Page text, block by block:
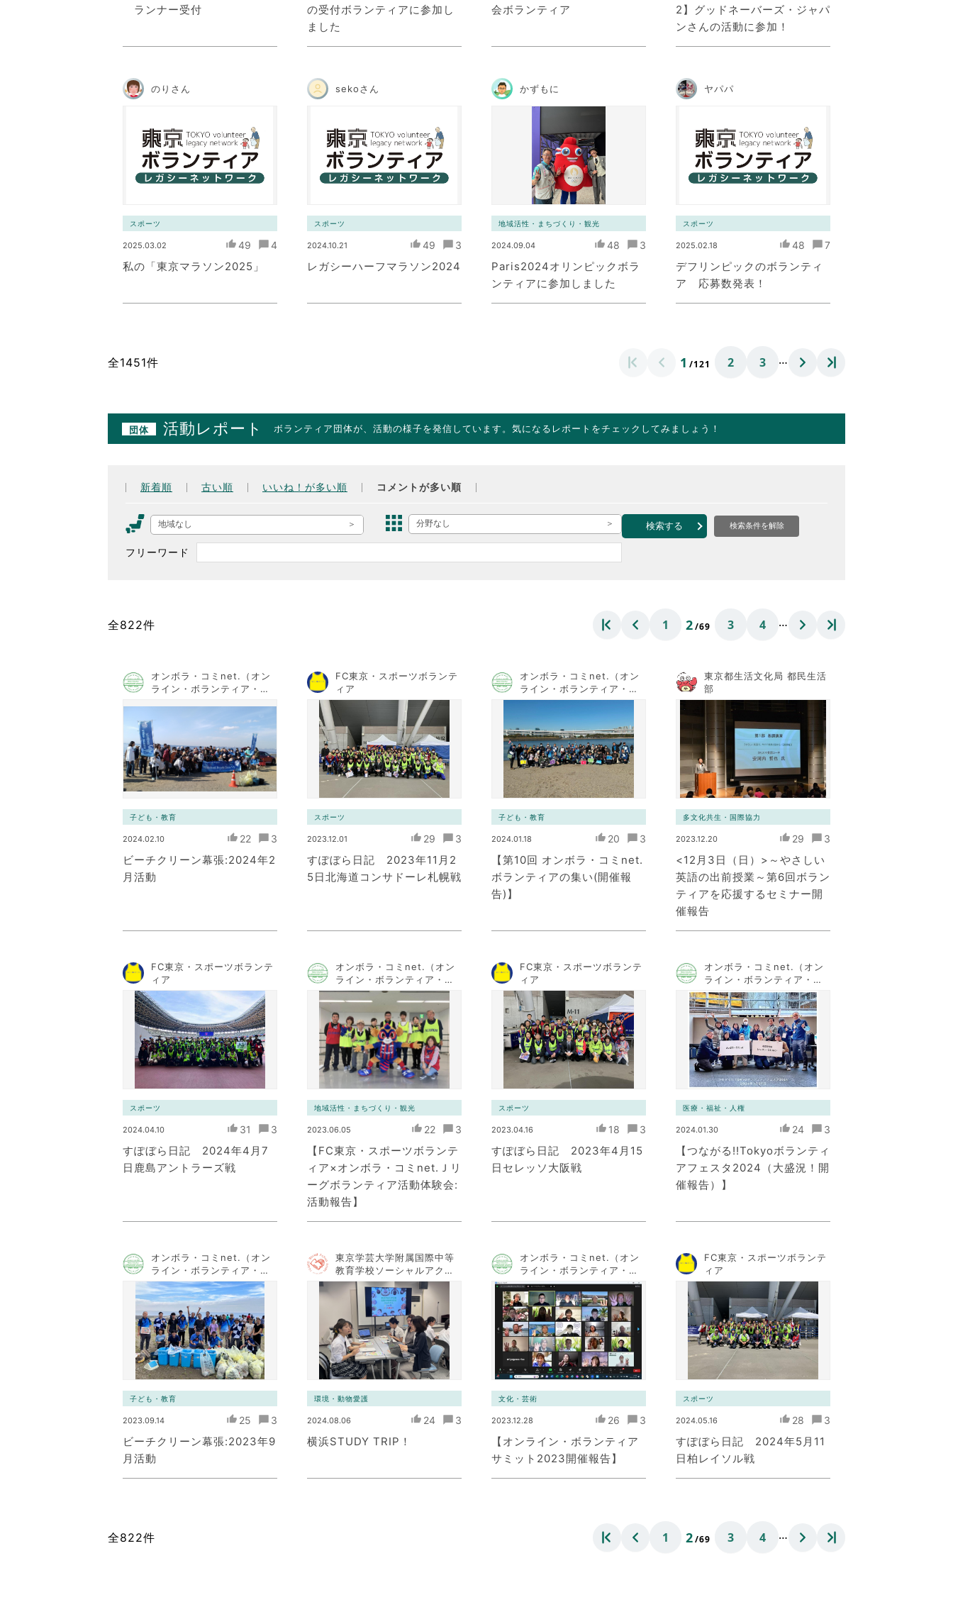
ランナー受付
の受付ボランティアに参加し
ました
会ボランティア
2】グッドネーバーズ・ジャパ
ンさんの活動に参加！
のりさん
スポーツ
2025.03.02 49 4
私の「東京マラソン2025」
sekoさん
スポーツ
2024.10.21 49 3
レガシーハーフマラソン2024
かずもに
地域活性・まちづくり・観光
2024.09.04 48 3
Paris2024オリンピックボラ
ンティアに参加しました
ヤパパ
スポーツ
2025.02.18 48 7
デフリンピックのボランティ
ア 応募数発表！
全1451件 1 /121 2 3 …
団体 活動レポート ボランティア団体が、活動の様子を発信しています。気になるレポートをチェックしてみましょう！
新着順 古い順 いいね！が多い順 コメントが多い順
地域なし 分野なし
フリーワード
検索する 検索条件を解除
全822件 1 2/69 3 4 …
オンボラ・コミnet.（オン
ライン・ボランティア・コ
子ども・教育
2024.02.10 22 3
ビーチクリーン幕張:2024年2
月活動
FC東京・スポーツボランテ
ィア
スポーツ
2023.12.01 29 3
すぽぼら日記 2023年11月2
5日北海道コンサドーレ札幌戦
オンボラ・コミnet.（オン
ライン・ボランティア・コ
ミュニケーション・ネット
子ども・教育
2024.01.18 20 3
【第10回 オンボラ・コミnet.
ボランティアの集い(開催報
告)】
東京都生活文化局 都民生活
部
多文化共生・国際協力
2023.12.20 29 3
<12月3日（日）>～やさしい
英語の出前授業～第6回ボラン
ティアを応援するセミナー開
催報告
FC東京・スポーツボランテ
ィア
スポーツ
2024.04.10 31 3
すぽぼら日記 2024年4月7
日鹿島アントラーズ戦
オンボラ・コミnet.（オン
ライン・ボランティア・コ
ミュニケーション・ネット
ワーク）
地域活性・まちづくり・観光
2023.06.05 22 3
【FC東京・スポーツボランテ
ィア×オンボラ・コミnet.Ｊリ
ーグボランティア活動体験会:
活動報告】
FC東京・スポーツボランテ
ィア
スポーツ
2023.04.16 18 3
すぽぼら日記 2023年4月15
日セレッソ大阪戦
オンボラ・コミnet.（オン
ライン・ボランティア・コ
ミュニケーション・ネット
ワーク）
医療・福祉・人権
2024.01.30 24 3
【つながる!!Tokyoボランティ
アフェスタ2024（大盛況！開
催報告）】
オンボラ・コミnet.（オン
ライン・ボランティア・コ
ミュニケーション・ネット
ワーク）
子ども・教育
2023.09.14 25 3
ビーチクリーン幕張:2023年9
月活動
東京学芸大学附属国際中等
教育学校ソーシャルアクシ
ョンチーム
環境・動物愛護
2024.08.06 24 3
横浜STUDY TRIP！
オンボラ・コミnet.（オン
ライン・ボランティア・コ
ミュニケーション・ネット
ワーク）
文化・芸術
2023.12.28 26 3
【オンライン・ボランティア
サミット2023開催報告】
FC東京・スポーツボランテ
ィア
スポーツ
2024.05.16 28 3
すぽぼら日記 2024年5月11
日柏レイソル戦
全822件 1 2/69 3 4 …